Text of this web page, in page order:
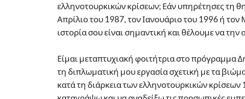
ελληνοτουρκικών κρίσεων; Εάν υπηρέτησες τη
Απρίλιο του 1987, τον Ιανουάριο του 1996 ή
ιστορία σου είναι σημαντική και θέλουμε να
Είμαι μεταπτυχιακή φοιτήτρια στο πρόγραμμα
τη διπλωματική μου εργασία σχετική με τα
κατά τη διάρκεια των ελληνοτουρκικών